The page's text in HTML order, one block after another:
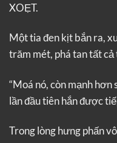
XOẸT.
Một tia đen kịt bắn ra,
trăm mét, phá tan tất
“Moá nó, còn mạnh hơn
lần đầu tiên hắn được
Trong lòng hưng phấn